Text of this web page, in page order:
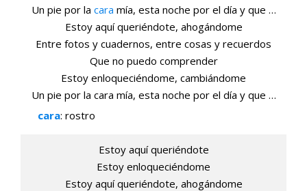
Un pie por la cara mía, esta noche por el día y que …
Estoy aquí queriéndote, ahogándome
Entre fotos y cuadernos, entre cosas y recuerdos
Que no puedo comprender
Estoy enloqueciéndome, cambiándome
Un pie por la cara mía, esta noche por el día y que …
cara: rostro
Estoy aquí queriéndote
Estoy enloqueciéndome
Estoy aquí queriéndote, ahogándome